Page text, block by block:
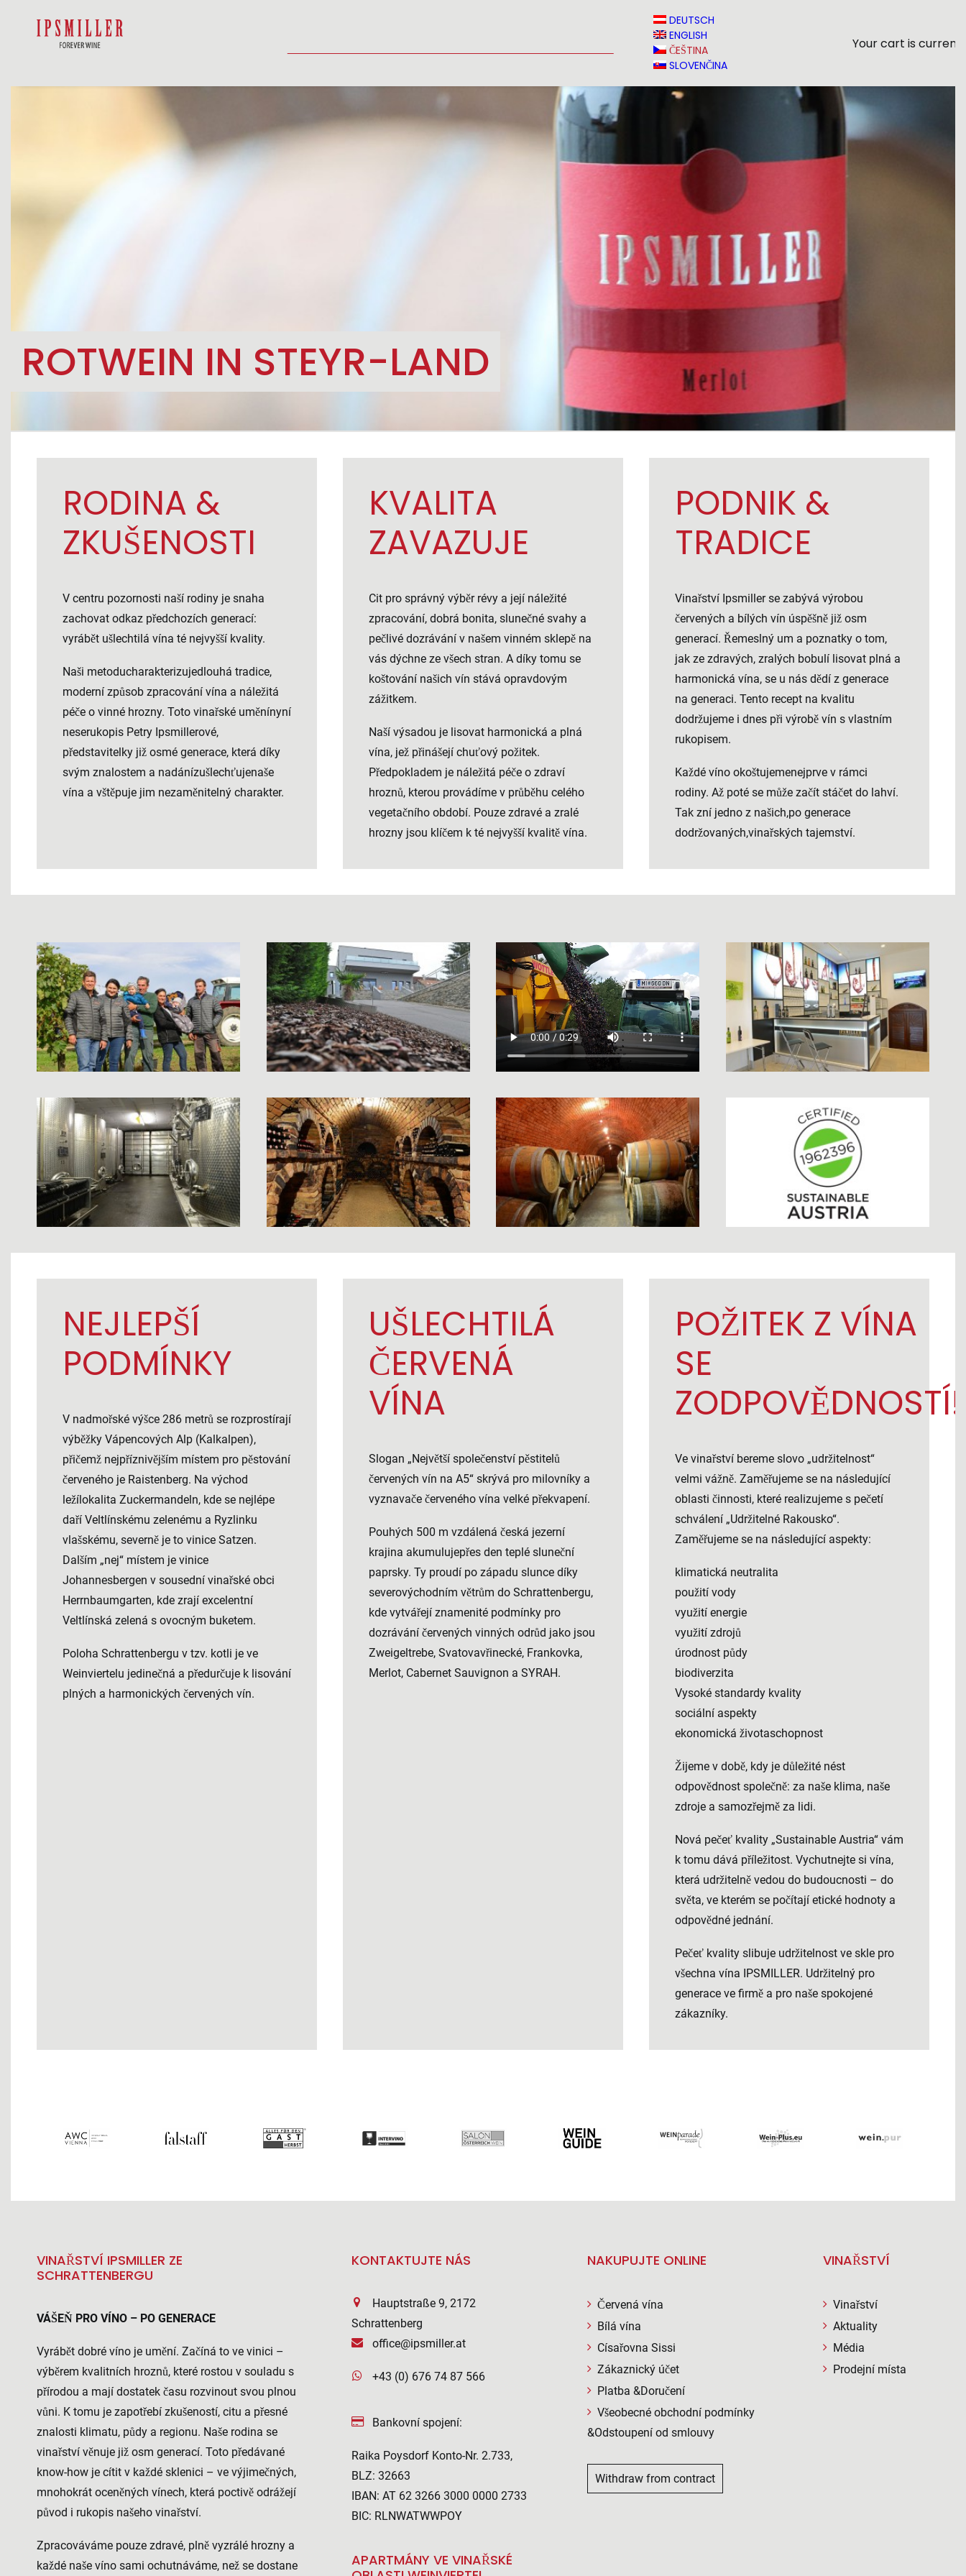
DEUTSCH
ENGLISH
ČEŠTINA
SLOVENČINA
Your cart is
ROTWEIN IN STEYR-LAND
RODINA &
ZKUŠENOSTI
V centru pozornosti naší rodiny je snaha
zachovat odkaz předchozích generací:
vyrábět ušlechtilá vína té nejvyšší kvality.
Naši metoducharakterizujedlouhá tradice,
moderní způsob zpracování vína a náležitá
péče o vinné hrozny. Toto vinařské uměnínyní
neserukopis Petry Ipsmillerové,
představitelky již osmé generace, která díky
svým znalostem a nadánízušlechťujenaše
vína a vštěpuje jim nezaměnitelný charakter.
KVALITA
ZAVAZUJE
Cit pro správný výběr révy a její náležité
zpracování, dobrá bonita, slunečné svahy a
pečlivé dozrávání v našem vinném sklepě na
vás dýchne ze všech stran. A díky tomu se
koštování našich vín stává opravdovým
zážitkem.
Naší výsadou je lisovat harmonická a plná
vína, jež přinášejí chuťový požitek.
Předpokladem je náležitá péče o zdraví
hroznů, kterou provádíme v průběhu celého
vegetačního období. Pouze zdravé a zralé
hrozny jsou klíčem k té nejvyšší kvalitě vína.
PODNIK &
TRADICE
Vinařství Ipsmiller se zabývá výrobou
červených a bílých vín úspěšně již osm
generací. Řemeslný um a poznatky o tom,
jak ze zdravých, zralých bobulí lisovat plná a
harmonická vína, se u nás dědí z generace
na generaci. Tento recept na kvalitu
dodržujeme i dnes při výrobě vín s vlastním
rukopisem.
Každé víno okoštujemenejprve v rámci
rodiny. Až poté se může začít stáčet do lahví.
Tak zní jedno z našich,po generace
dodržovaných,vinařských tajemství.
NEJLEPŠÍ
PODMÍNKY
V nadmořské výšce 286 metrů se rozprostírají
výběžky Vápencových Alp (Kalkalpen),
přičemž nejpříznivějším místem pro pěstování
červeného je Raistenberg. Na východ
ležílokalita Zuckermandeln, kde se nejlépe
daří Veltlínskému zelenému a Ryzlinku
vlašskému, severně je to vinice Satzen.
Dalším „nej“ místem je vinice
Johannesbergen v sousední vinařské obci
Herrnbaumgarten, kde zrají excelentní
Veltlínská zelená s ovocným buketem.
Poloha Schrattenbergu v tzv. kotli je ve
Weinviertelu jedinečná a předurčuje k lisování
plných a harmonických červených vín.
UŠLECHTILÁ
ČERVENÁ
VÍNA
Slogan „Největší společenství pěstitelů
červených vín na A5“ skrývá pro milovníky a
vyznavače červeného vína velké překvapení.
Pouhých 500 m vzdálená česká jezerní
krajina akumulujepřes den teplé sluneční
paprsky. Ty proudí po západu slunce díky
severovýchodním větrům do Schrattenbergu,
kde vytvářejí znamenité podmínky pro
dozrávání červených vinných odrůd jako jsou
Zweigeltrebe, Svatovavřinecké, Frankovka,
Merlot, Cabernet Sauvignon a SYRAH.
POŽITEK Z VÍNA
SE
ZODPOVĚDNOSTÍ!
Ve vinařství bereme slovo „udržitelnost“
velmi vážně. Zaměřujeme se na následující
oblasti činnosti, které realizujeme s pečetí
schválení „Udržitelné Rakousko“.
Zaměřujeme se na následující aspekty:
klimatická neutralita
použití vody
využití energie
využití zdrojů
úrodnost půdy
biodiverzita
Vysoké standardy kvality
sociální aspekty
ekonomická životaschopnost
Žijeme v době, kdy je důležité nést
odpovědnost společně: za naše klima, naše
zdroje a samozřejmě za lidi.
Nová pečeť kvality „Sustainable Austria“ vám
k tomu dává příležitost. Vychutnejte si vína,
která udržitelně vedou do budoucnosti – do
světa, ve kterém se počítají etické hodnoty a
odpovědné jednání.
Pečeť kvality slibuje udržitelnost ve skle pro
všechna vína IPSMILLER. Udržitelný pro
generace ve firmě a pro naše spokojené
zákazníky.
VINAŘSTVÍ IPSMILLER ZE
SCHRATTENBERGU
VÁŠEŇ PRO VÍNO – PO GENERACE
Vyrábět dobré víno je umění. Začíná to ve vinici –
výběrem kvalitních hroznů, které rostou v souladu s
přírodou a mají dostatek času rozvinout svou plnou
vůni. K tomu je zapotřebí zkušeností, citu a přesné
znalosti klimatu, půdy a regionu. Naše rodina se
vinařství věnuje již osm generací. Toto předávané
know-how je cítit v každé sklenici – ve výjimečných,
mnohokrát oceněných vínech, která poctivě odrážejí
původ i rukopis našeho vinařství.
Zpracováváme pouze zdravé, plně vyzrálé hrozny a
každé naše víno sami ochutnáváme, než se dostane
KONTAKTUJTE NÁS
Hauptstraße 9, 2172
Schrattenberg
office@ipsmiller.at
+43 (0) 676 74 87 566
Bankovní spojení:
Raika Poysdorf Konto-Nr. 2.733,
BLZ: 32663
IBAN: AT 62 3266 3000 0000 2733
BIC: RLNWATWWPOY
APARTMÁNY VE VINAŘSKÉ
NAKUPUJTE ONLINE
Červená vína
Bílá vína
Císařovna Sissi
Zákaznický účet
Platba &Doručení
Všeobecné obchodní podmínky
&Odstoupení od smlouvy
Withdraw from contract
VINAŘSTVÍ
Vinařství
Aktuality
Média
Prodejní místa